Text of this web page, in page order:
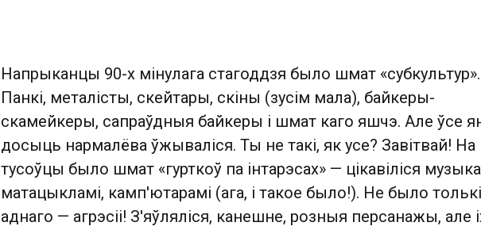
Напрыканцы 90-х мінулага стагоддзя было шмат «субкультур».
Панкі, металісты, скейтары, скіны (зусім мала), байкеры-
скамейкеры, сапраўдныя байкеры і шмат каго яшчэ. Але ўсе
досыць нармалёва ўжываліся. Ты не такі, як усе? Завітвай! На
тусоўцы было шмат «гурткоў па інтарэсах» — цікавіліся
матацыкламі, камп'ютарамі (ага, і такое было!). Не было толькі
аднаго — агрэсіі! З'яўляліся, канешне, розныя персанажы, але